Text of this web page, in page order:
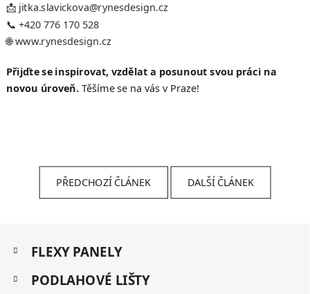
📩 jitka.slavickova@rynesdesign.cz
📞 +420 776 170 528
🌐www.rynesdesign.cz
Přijďte se inspirovat, vzdělat a posunout svou práci na
novou úroveň. Těšíme se na vás v Praze!
PŘEDCHOZÍ ČLÁNEK DALŠÍ ČLÁNEK
K
a
e
FLEXY PANELY
PODLAHOVÉ LIŠTY